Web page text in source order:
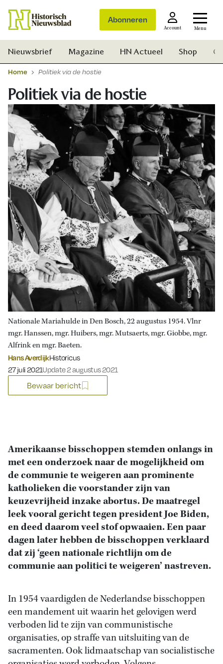
Abonneren
Account Menu
Zoek
Nieuwsbrief Magazine HN Actueel Shop
Home Politiek via de hostie
Politiek via de hostie
Nationale Mariahulde in Den Bosch, 22 augustus 1954. Vlnr
mgr. Hanssen, mgr. Huibers, mgr. Mutsaerts, mgr. Giobbe, mgr.
Alfrink en mgr. Baeten.
Hans AverdijkHistoricus
Gepubliceerd op:
27 juli 2021Update 2 augustus 2021
Bewaar bericht
Amerikaanse bisschoppen stemden onlangs in
met een onderzoek naar de mogelijkheid om
de communie te weigeren aan prominente
katholieken die voorstander zijn van
keuzevrijheid inzake abortus.De maatregel
leek vooral gericht tegen president Joe Biden,
en deed daarom veel stof opwaaien. Een paar
dagen later hebben de bisschoppen verklaard
dat zij ‘geen nationale richtlijn om de
communie aan politici te weigeren’ nastreven.
In 1954 vaardigden de Nederlandse bisschoppen
een mandement uit waarin het gelovigen werd
verboden lid te zijn van communistische
organisaties, op straffe van uitsluiting van de
sacramenten. Ook lidmaatschap van socialistische